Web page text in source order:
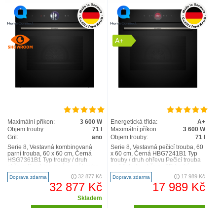
Maximální příkon:
3 600 W
Objem trouby:
71 l
Gril:
ano
Serie 8, Vestavná kombinovaná
parní trouba, 60 x 60 cm, Černá
HSG7361B1 Typ trouby / druh
s 21 druhy ohřevu: 4..
Doprava zdarma 32 877 Kč
32 877 Kč
Skladem
A+
Energetická třída:
A+
Maximální příkon:
3 600 W
Objem trouby:
71 l
Serie 8, Vestavná pečicí trouba, 60
x 60 cm, Černá HBG7241B1 Typ
trouby / druh ohřevu Pečicí trouba
vzduch, horní..
Doprava zdarma 17 989 Kč
17 989 Kč